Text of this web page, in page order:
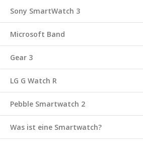
Sony SmartWatch 3
Microsoft Band
Gear 3
LG G Watch R
Pebble Smartwatch 2
Was ist eine Smartwatch?